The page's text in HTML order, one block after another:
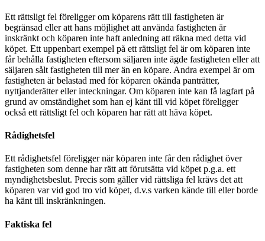
Ett rättsligt fel föreligger om köparens rätt till fastigheten är
begränsad eller att hans möjlighet att använda fastigheten är
inskränkt och köparen inte haft anledning att räkna med detta vid
köpet. Ett uppenbart exempel på ett rättsligt fel är om köparen inte
får behålla fastigheten eftersom säljaren inte ägde fastigheten eller att
säljaren sålt fastigheten till mer än en köpare. Andra exempel är om
fastigheten är belastad med för köparen okända panträtter,
nyttjanderätter eller inteckningar. Om köparen inte kan få lagfart på
grund av omständighet som han ej känt till vid köpet föreligger
också ett rättsligt fel och köparen har rätt att häva köpet.
Rådighetsfel
Ett rådighetsfel föreligger när köparen inte får den rådighet över
fastigheten som denne har rätt att förutsätta vid köpet p.g.a. ett
myndighetsbeslut. Precis som gäller vid rättsliga fel krävs det att
köparen var vid god tro vid köpet, d.v.s varken kände till eller borde
ha känt till inskränkningen.
Faktiska fel